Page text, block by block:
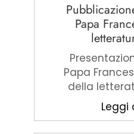
Papa
Papa
della
Leggi